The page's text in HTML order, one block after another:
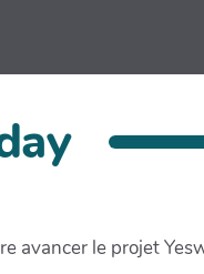
avancer le projet